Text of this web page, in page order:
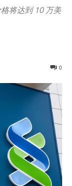
将达到 10 万美
0